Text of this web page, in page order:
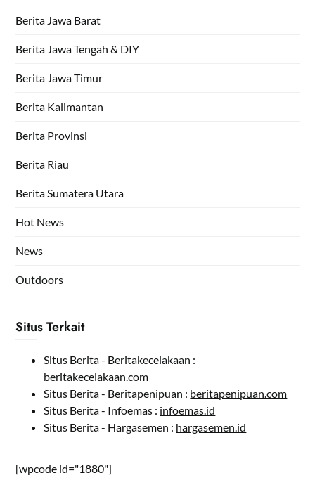
Berita Jawa Barat
Berita Jawa Tengah & DIY
Berita Jawa Timur
Berita Kalimantan
Berita Provinsi
Berita Riau
Berita Sumatera Utara
Hot News
News
Outdoors
Situs Terkait
Situs Berita - Beritakecelakaan :
beritakecelakaan.com
Situs Berita - Beritapenipuan : beritapenipuan.com
Situs Berita - Infoemas : infoemas.id
Situs Berita - Hargasemen : hargasemen.id
[wpcode id="1880"]